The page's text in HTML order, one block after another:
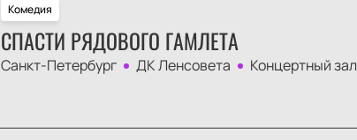
Комедия
СПАСТИ РЯДОВОГО ГАМЛЕТА
Санкт-Петербург ДК Ленсовета Концертный зал